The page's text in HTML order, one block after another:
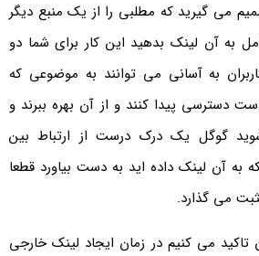
می گیرید که مطلبی را از یک منبع دیگر
به آن لینک بدهید این کار برای شما دو
به آسانی می توانند به موضوعی که
دسترسی پیدا کنند و از آن بهره ببرند و
گوگل یک درک درست از ارتباط بین
آن لینک داده اید به دست بیاورد قطعا
می گذارد.
تاکید می کنیم در زمان ایجاد لینک خارجی